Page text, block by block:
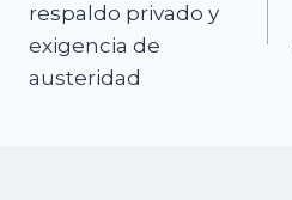
entradas
respaldo privado y
exigencia de
austeridad